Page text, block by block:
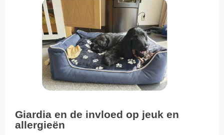
Giardia en de invloed op jeuk en
allergieën